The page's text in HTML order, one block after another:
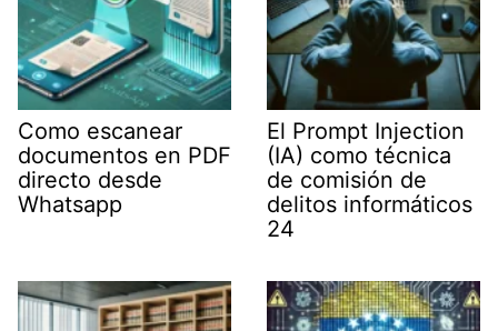
Como escanear
documentos en PDF
directo desde
Whatsapp
El Prompt Injection
(IA) como técnica
de comisión de
delitos informáticos
24